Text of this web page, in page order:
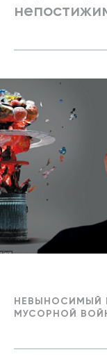
НЕВЫНОСИМЫЙ
МУСОРНОЙ